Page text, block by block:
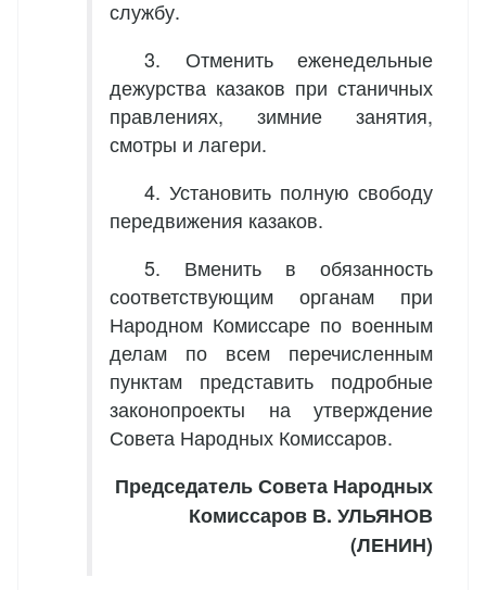
службу.
3. Отменить еженедельные
дежурства казаков при станичных
правлениях, зимние занятия,
смотры и лагери.
4. Установить полную свободу
передвижения казаков.
5. Вменить в обязанность
соответствующим органам при
Народном Комиссаре по военным
делам по всем перечисленным
пунктам представить подробные
законопроекты на утверждение
Совета Народных Комиссаров.
Председатель Совета Народных
Комиссаров В. УЛЬЯНОВ
(ЛЕНИН)